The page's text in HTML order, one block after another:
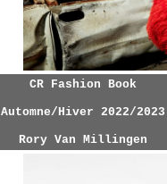
CR Fashion Book
Automne/Hiver 2022/2023
Rory Van Millingen